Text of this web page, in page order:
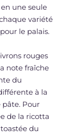
une seule
variété
le palais.
rouges
note fraîche
du
à la
Pour
de la ricotta
du